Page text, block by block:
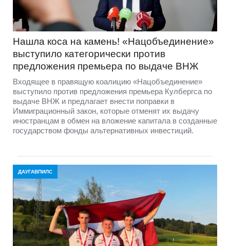
Нашла коса на камень! «Нацобъединение»
выступило категорически против
предложения премьера по выдаче ВНЖ
Входящее в правящую коалицию «Нацобъединение»
выступило против предложения премьера Кулбергса по
выдаче ВНЖ и предлагает внести поправки в
Иммиграционный закон, которые отменят их выдачу
иностранцам в обмен на вложение капитала в созданные
государством фонды альтернативных инвестиций.
ДАУГАВПИЛС